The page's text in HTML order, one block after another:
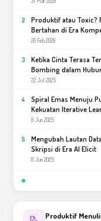
2
Produktif atau Toxic?
26 Feb 2026
3
Ketika Cinta Terasa
Bombing dalam
22 Jul 2025
4
Spiral Emas Menuju
Kekuatan Iterative
8 Jun 2025
5
Mengubah Lautan
Skripsi di Era AI Elicit
8 Jun 2025
Produktif